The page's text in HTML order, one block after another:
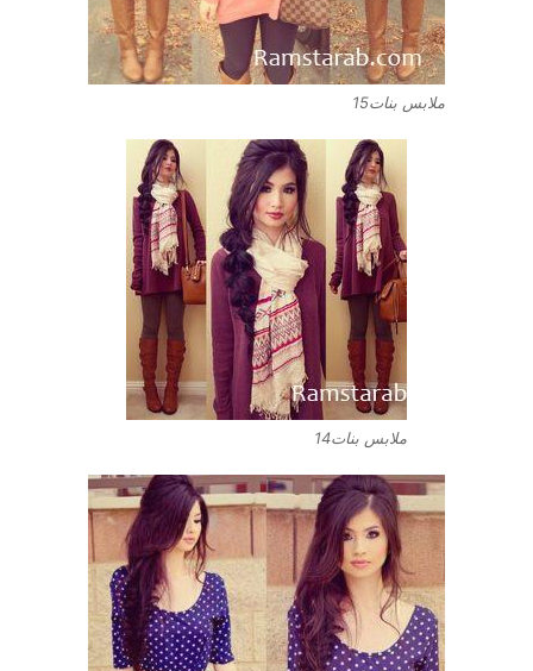
ملابس بنات15
ملابس بنات14